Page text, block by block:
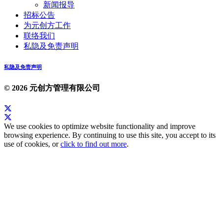
新闻报导
招标公告
为元创方工作
联络我们
私隐及免责声明
私隐及免责声明
© 2026 元创方管理有限公司
We use cookies to optimize website functionality and improve
browsing experience. By continuing to use this site, you accept to its
use of cookies, orclick to find out more.